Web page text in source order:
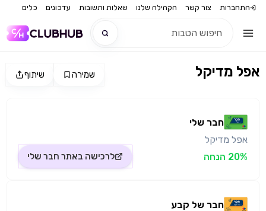
התחברות צור קשר הקהילה שלנו שאלות ותשובות עדכונים כלים
שיתוף שמירה אפל מדיקל
חבר שלי
אפל מדיקל
20% הנחה
לרכישה באתר חבר שלי
חבר של קבע